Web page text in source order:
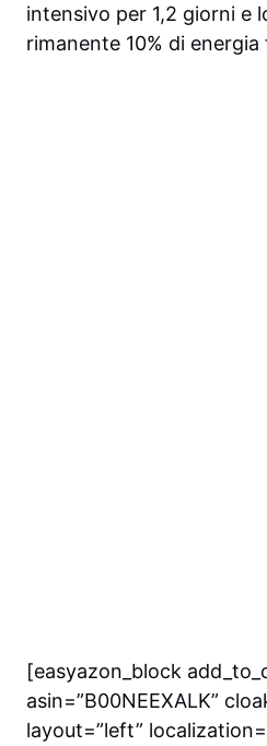
intensivo per 1,2 giorni e
rimanente 10% di
[easyazon_block
asin=”B00NEEXALK”
layout=”left”